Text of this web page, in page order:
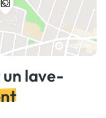
un lave-